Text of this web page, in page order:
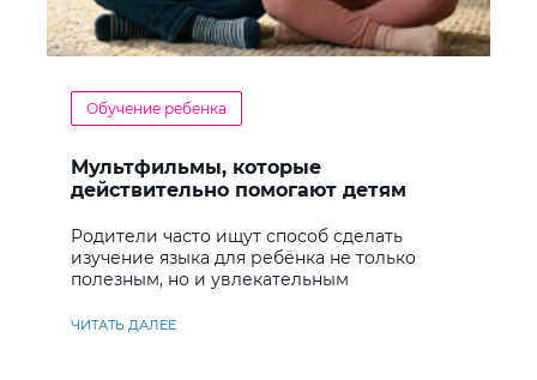
Обучение ребенка
Мультфильмы, которые
действительно помогают детям
Родители часто ищут способ сделать
изучение языка для ребёнка не только
полезным, но и увлекательным
ЧИТАТЬ ДАЛЕЕ